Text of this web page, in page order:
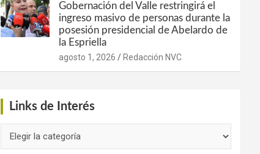
Gobernación del Valle restringirá el
ingreso masivo de personas durante la
posesión presidencial de Abelardo de
la Espriella
agosto 1, 2026 Redacción NVC
Links de Interés
de